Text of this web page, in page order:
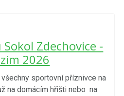
Sokol Zdechovice -
2026
sportovní příznivce na
na domácím hřišti nebo na